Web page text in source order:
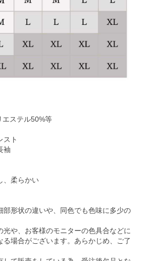
エステル50%等
スト
袖
、柔らかい
部形状の違いや、同色でも色味に多少の
光や、お客様のモニターの色具合などに
る場合がございます。あらかじめ、ご了